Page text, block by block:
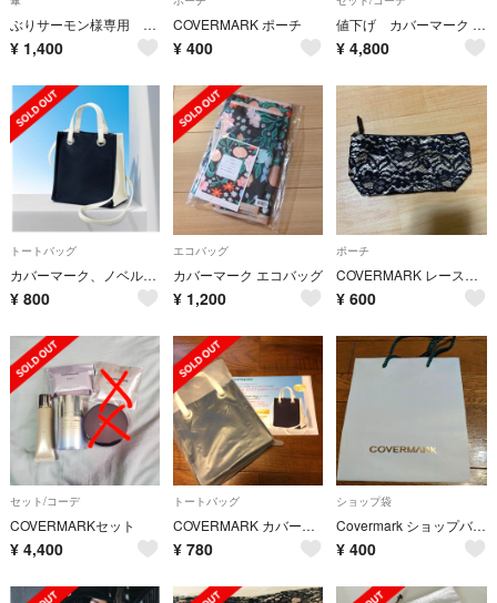
ぶりサーモン様専用 カバーマーク 傘
¥ 1,400
COVERMARK ポーチ
¥ 400
値下げ カバーマーク シアーパウダー おしろい
¥ 4,800
トートバッグ
カバーマーク、ノベルティバック
¥ 800
エコバッグ
カバーマーク エコバッグ
¥ 1,200
ポーチ
COVERMARK レースポーチ
¥ 600
セット/コーデ
COVERMARKセット
¥ 4,400
トートバッグ
COVERMARK カバーマーク スクエアショルダーバッグ
¥ 780
ショップ袋
Covermark ショップバッグ
¥ 400